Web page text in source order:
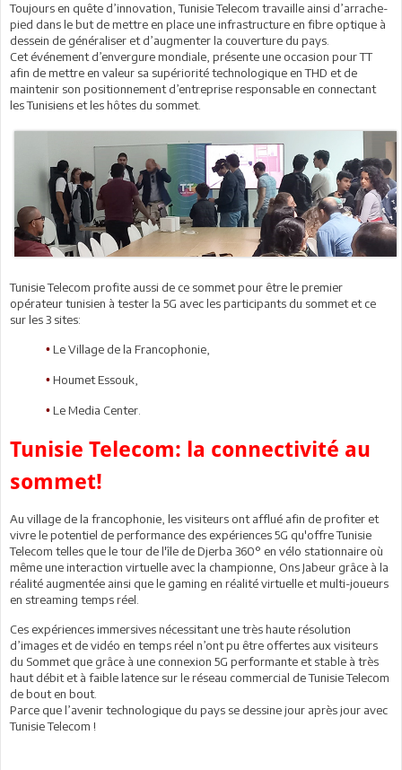
Toujours en quête d’innovation, Tunisie Telecom travaille ainsi d’arrache-
pied dans le but de mettre en place une infrastructure en fibre optique à
dessein de généraliser et d’augmenter la couverture du pays.
Cet événement d’envergure mondiale, présente une occasion pour TT
afin de mettre en valeur sa supériorité technologique en THD et de
maintenir son positionnement d’entreprise responsable en connectant
les Tunisiens et les hôtes du sommet.
Tunisie Telecom profite aussi de ce sommet pour être le premier
opérateur tunisien à tester la 5G avec les participants du sommet et ce
sur les 3 sites:
• Le Village de la Francophonie,
• Houmet Essouk,
• Le Media Center.
Tunisie Telecom: la connectivité au
sommet!
Au village de la francophonie, les visiteurs ont afflué afin de profiter et
vivre le potentiel de performance des expériences 5G qu'offre Tunisie
Telecom telles que le tour de l'île de Djerba 360° en vélo stationnaire où
même une interaction virtuelle avec la championne, Ons Jabeur grâce à la
réalité augmentée ainsi que le gaming en réalité virtuelle et multi-joueurs
en streaming temps réel.
Ces expériences immersives nécessitant une très haute résolution
d’images et de vidéo en temps réel n’ont pu être offertes aux visiteurs
du Sommet que grâce à une connexion 5G performante et stable à très
haut débit et à faible latence sur le réseau commercial de Tunisie Telecom
de bout en bout.
Parce que l’avenir technologique du pays se dessine jour après jour avec
Tunisie Telecom !